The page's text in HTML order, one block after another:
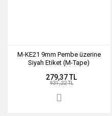
M-KE21 9mm Pembe üzerine
Siyah Etiket (M-Tape)
279,37 TL
931,22 TL